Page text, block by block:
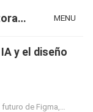
TeraBox Blog | 1TB Free Cloud Storage & All-in-One AI Space MENU
y el diseño
la IA y el diseño experto